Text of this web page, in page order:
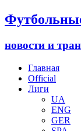
новости и
Главная
Official
Лиги
UA
ENG
GER